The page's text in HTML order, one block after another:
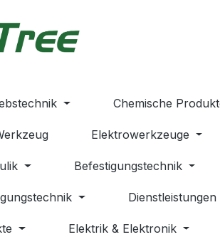
Chemische
Elektrowerkzeuge
Befestigungstechnik
Dienstleistungen
Elektrik & Elektronik